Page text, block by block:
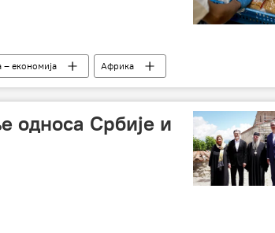
– економија Африка
односа Србије и